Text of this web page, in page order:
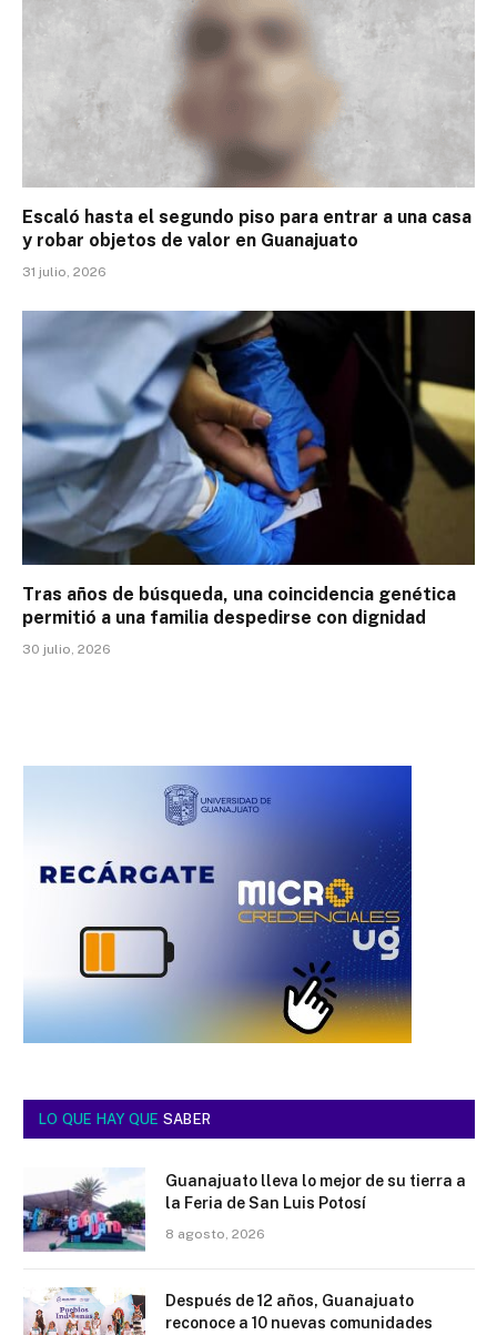
Escaló hasta el segundo piso para entrar a una casa
y robar objetos de valor en Guanajuato
31 julio, 2026
Tras años de búsqueda, una coincidencia genética
permitió a una familia despedirse con dignidad
30 julio, 2026
LO QUE HAY QUE SABER
Guanajuato lleva lo mejor de su tierra a
la Feria de San Luis Potosí
8 agosto, 2026
Después de 12 años, Guanajuato
reconoce a 10 nuevas comunidades